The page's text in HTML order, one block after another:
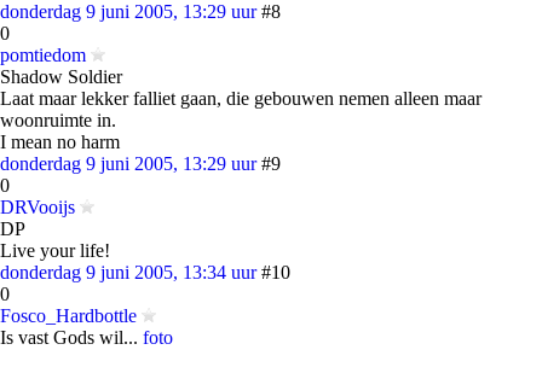
donderdag 9 juni 2005, 13:29 uur #8
0
pomtiedom
Shadow Soldier
Laat maar lekker falliet gaan, die gebouwen nemen alleen maar
woonruimte in.
I mean no harm
donderdag 9 juni 2005, 13:29 uur #9
0
DRVooijs
DP
Live your life!
donderdag 9 juni 2005, 13:34 uur #10
0
Fosco_Hardbottle
Is vast Gods wil... foto